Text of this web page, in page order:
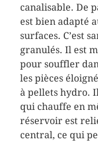
canalisable. De
est bien adapté
surfaces. C’est
granulés. Il est
pour souffler
les pièces
à pellets hydro.
qui chauffe en
réservoir est
central, ce qui